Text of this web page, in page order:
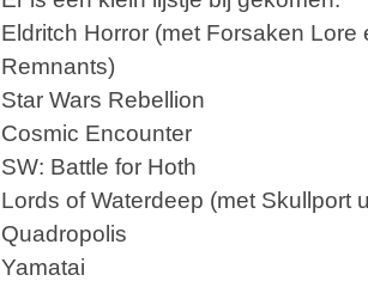
Eldritch Horror (met Forsaken Lore
Remnants)
Star Wars Rebellion
Cosmic Encounter
SW: Battle for Hoth
Lords of Waterdeep (met Skullport
Quadropolis
Yamatai